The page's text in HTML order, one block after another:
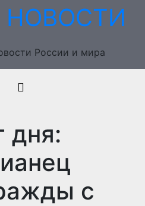
России и мира
дня:
с